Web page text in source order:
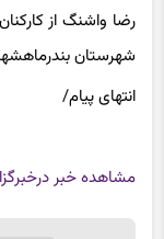
رضا واشنگ از
شهرستان
انتهای پیام/
مشاهده خبر در